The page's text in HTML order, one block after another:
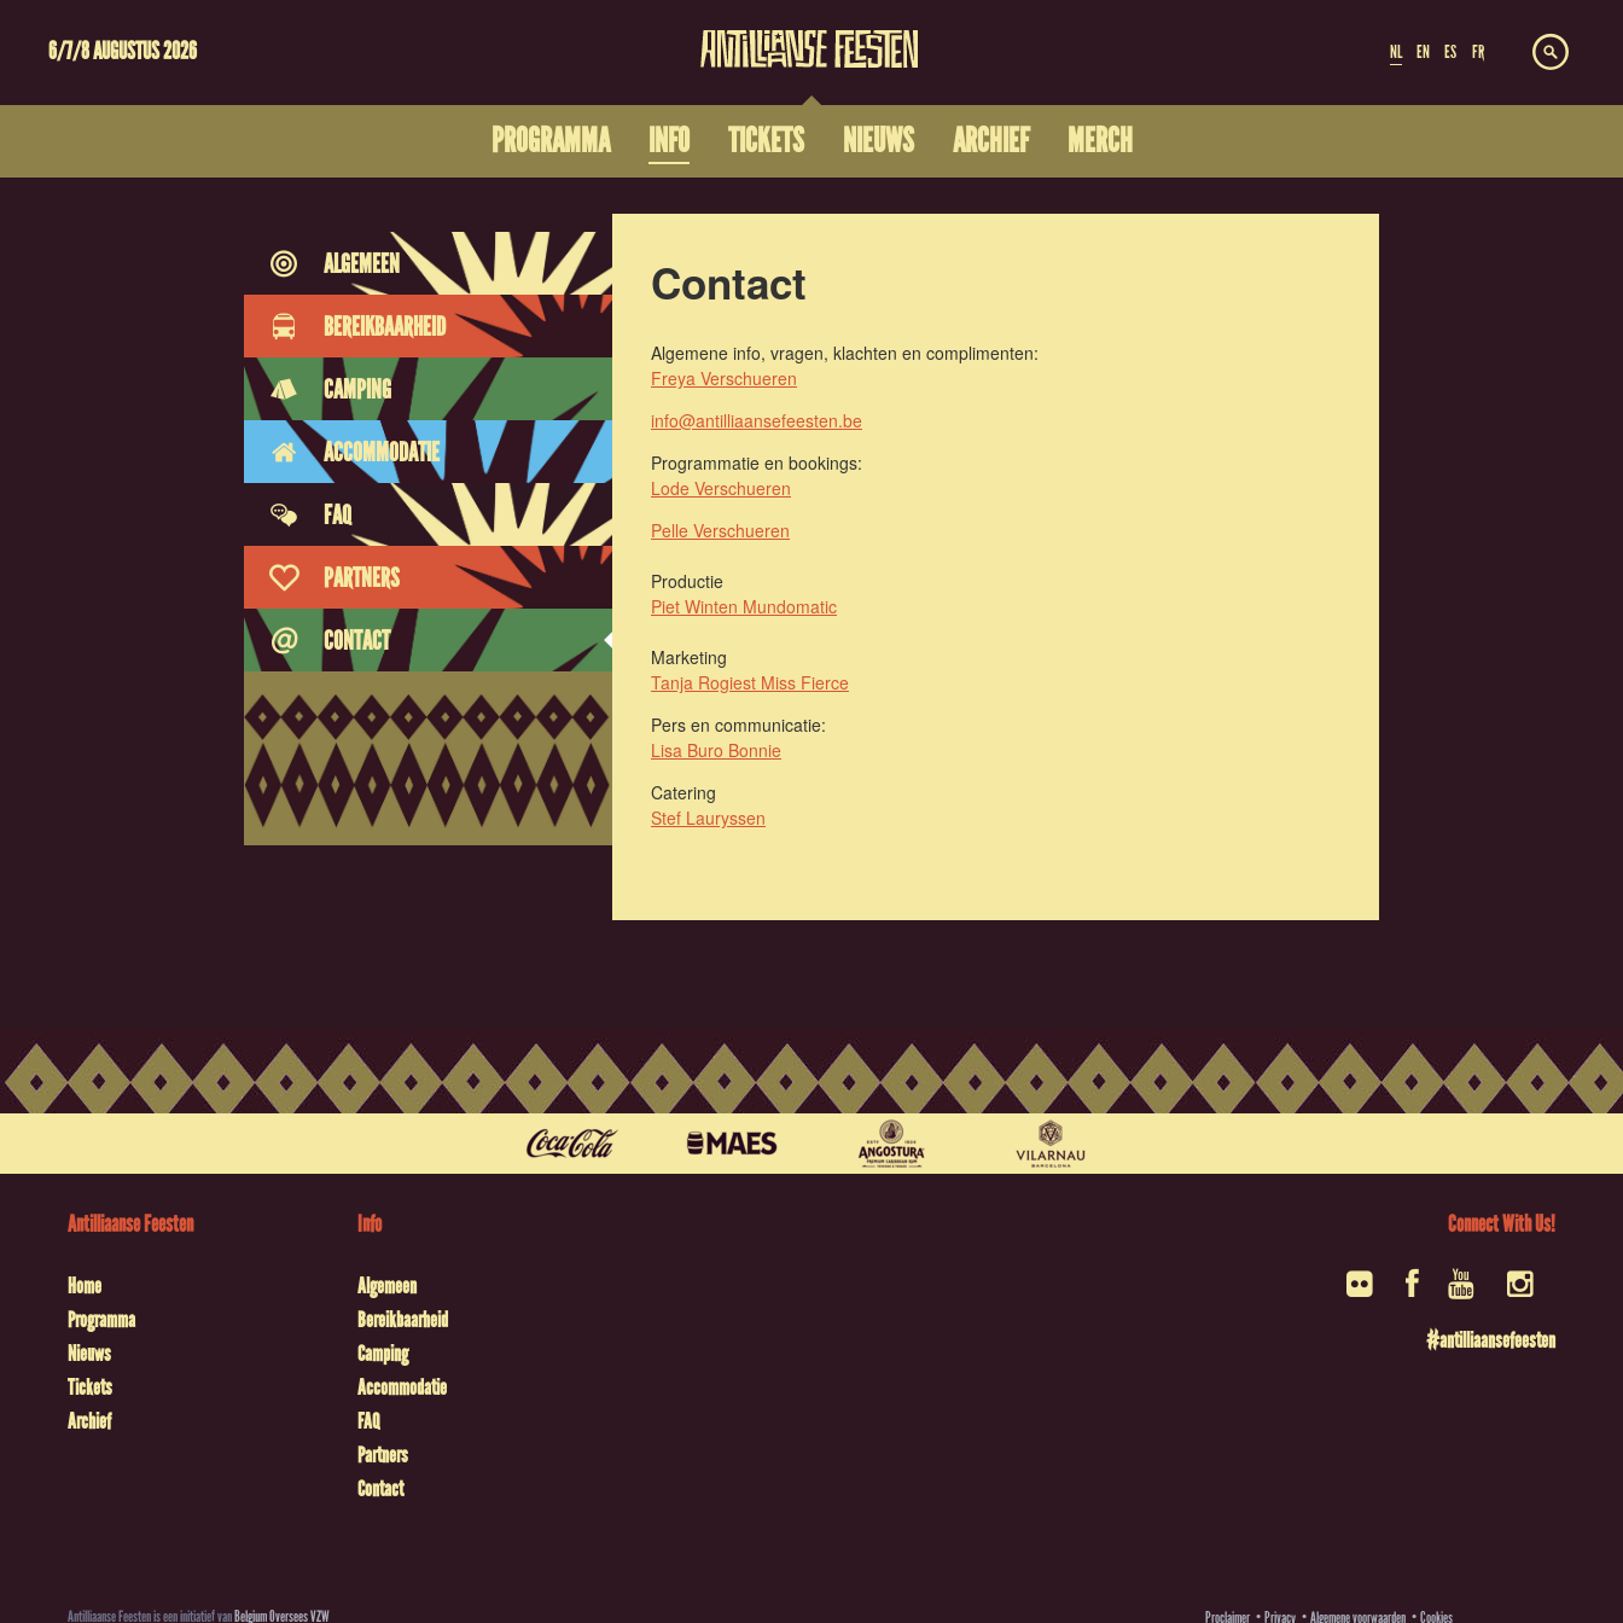
6/7/8 AUGUSTUS 2026 NL EN ES FR
PROGRAMMA INFO TICKETS NIEUWS ARCHIEF MERCH
ALGEMEEN
BEREIKBAARHEID
CAMPING
ACCOMMODATIE
FAQ
PARTNERS
CONTACT
Contact
Algemene info, vragen, klachten en complimenten:
Freya Verschueren
info@antilliaansefeesten.be
Programmatie en bookings:
Lode Verschueren
Pelle Verschueren
Productie
Piet Winten Mundomatic
Marketing
Tanja Rogiest Miss Fierce
Pers en communicatie:
Lisa Buro Bonnie
Catering
Stef Lauryssen
Antilliaanse Feesten
Home
Programma
Nieuws
Tickets
Archief
Info
Algemeen
Bereikbaarheid
Camping
Accommodatie
FAQ
Partners
Contact
Connect With Us!
#antilliaansefeesten
Antilliaanse Feesten is een initiatief van Belgium Oversees VZW Proclaimer Privacy Algemene voorwaarden Cookies